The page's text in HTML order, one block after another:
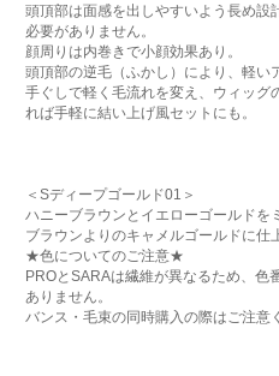
頭頂部は面感を出しやすいよう長め設
必要がありません。
顔周りは内巻きで小顔効果あり。
頭頂部の逆毛（ふかし）により、軽い
手ぐしで軽く毛流れを変え、ウィッグ
れば手軽に結い上げ風セットにも。
＜Sディープゴールド01＞
ハニーブラウンとイエローゴールドを
ブラウンよりのキャメルゴールドに仕
★色についてのご注意★
PROとSARAは繊維が異なるため、色
ありません。
バンス・毛束の同時購入の際はご注意